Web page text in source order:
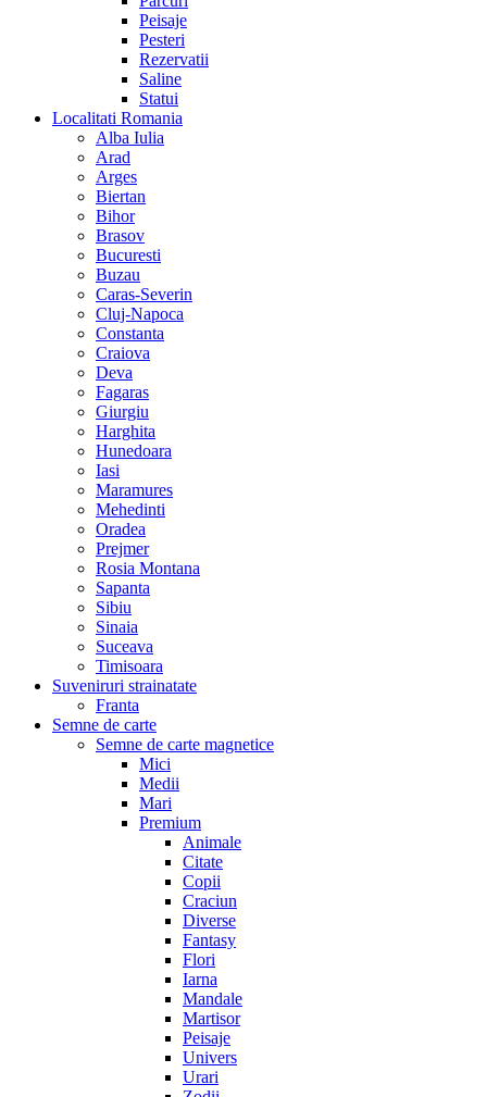
Peisaje
Pesteri
Rezervatii
Saline
Statui
Localitati Romania
Alba Iulia
Arad
Arges
Biertan
Bihor
Brasov
Bucuresti
Buzau
Caras-Severin
Cluj-Napoca
Constanta
Craiova
Deva
Fagaras
Giurgiu
Harghita
Hunedoara
Iasi
Maramures
Mehedinti
Oradea
Prejmer
Rosia Montana
Sapanta
Sibiu
Sinaia
Suceava
Timisoara
Suveniruri strainatate
Franta
Semne de carte
Semne de carte magnetice
Mici
Medii
Mari
Premium
Animale
Citate
Copii
Craciun
Diverse
Fantasy
Flori
Iarna
Mandale
Martisor
Peisaje
Univers
Urari